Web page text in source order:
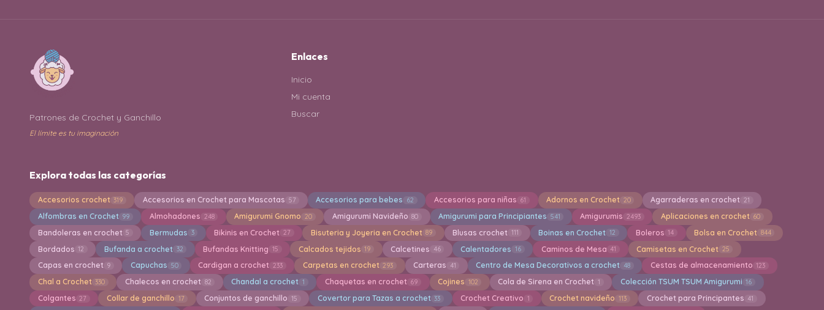
Patrones de Crochet y Ganchillo
El límite es tu imaginación
Enlaces
Inicio
Mi cuenta
Buscar
Explora todas las categorías
Accesorios crochet 319 Accesorios en Crochet para Mascotas 57 Accesorios para bebes 62 Accesorios para niñas 61 Adornos en Crochet 20 Agarraderas en crochet 21
Alfombras en Crochet 99 Almohadones 248 Amigurumi Gnomo 20 Amigurumi Navideño 80 Amigurumi para Principiantes 541 Amigurumis 2493 Aplicaciones en crochet 60
Bandoleras en crochet 5 Bermudas 3 Bikinis en Crochet 27 Bisuteria y Joyeria en Crochet 89 Blusas crochet 111 Boinas en Crochet 12 Boleros 14 Bolsa en Crochet 844
Bordados 12 Bufanda a crochet 32 Bufandas Knitting 15 Calcados tejidos 19 Calcetines 46 Calentadores 16 Caminos de Mesa 41 Camisetas en Crochet 25
Capas en crochet 9 Capuchas 50 Cardigan a crochet 233 Carpetas en crochet 293 Carteras 41 Centro de Mesa Decorativos a crochet 48 Cestas de almacenamiento 123
Chal a Crochet 330 Chalecos en crochet 82 Chandal a crochet 1 Chaquetas en crochet 69 Cojines 102 Cola de Sirena en Crochet 1 Colección TSUM TSUM Amigurumi 16
Colgantes 27 Collar de ganchillo 17 Conjuntos de ganchillo 15 Covertor para Tazas a crochet 33 Crochet Creativo 1 Crochet navideño 113 Crochet para Principantes 41